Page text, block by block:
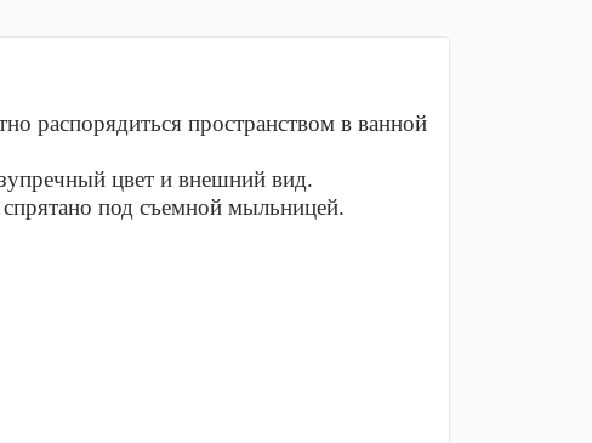
распорядиться пространством в ванной
цвет и внешний вид.
под съемной мыльницей.